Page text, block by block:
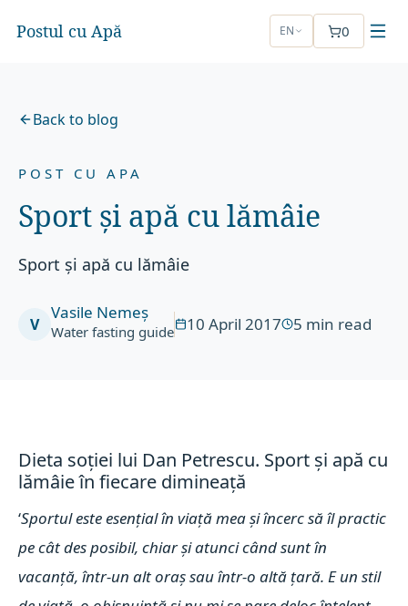
Postul cu Apă EN 0
Back to blog
POST CU APA
Sport și apă cu lămâie
Sport și apă cu lămâie
V
Vasile Nemeș
Water fasting guide 10 April 2017 5 min read
Dieta soției lui Dan Petrescu. Sport și apă cu
lămâie în fiecare dimineață
‘Sportul este esențial în viață mea și încerc să îl practic
pe cât des posibil, chiar și atunci când sunt în
vacanță, într-un alt oraș sau într-o altă țară. E un stil